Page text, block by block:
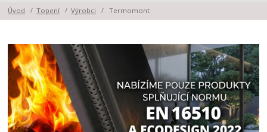
Úvod Topení Výrobci Termomont